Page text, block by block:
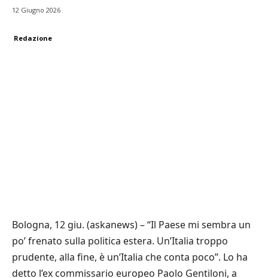
12 Giugno 2026
Redazione
Bologna, 12 giu. (askanews) – “Il Paese mi sembra un
po’ frenato sulla politica estera. Un’Italia troppo
prudente, alla fine, è un’Italia che conta poco”. Lo ha
detto l’ex commissario europeo Paolo Gentiloni, a